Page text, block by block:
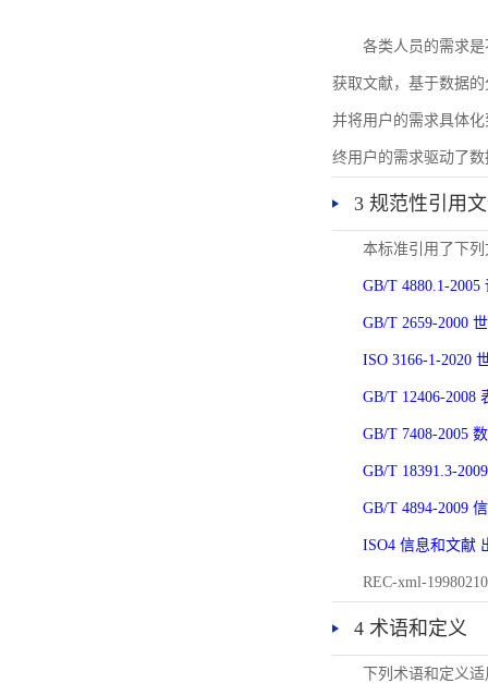
各类人员的需求
获取文献，基于数据
并将用户的需求具体
终用户的需求驱动了
3 规范性引用
本标准引用了下
GB/T 4880.1-
GB/T 2659-2000
ISO 3166-1-2020
GB/T 12406-2008
GB/T 7408-2005
GB/T 18391.3-
GB/T 4894-2009
ISO4 信息和文献
REC-xml-
4 术语和定义
下列术语和定义